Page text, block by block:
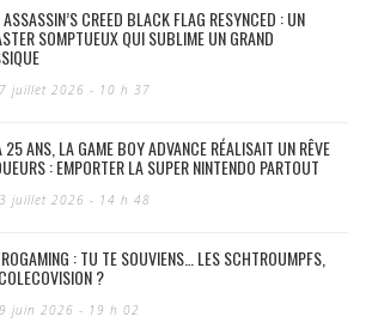
CREED BLACK FLAG RESYNCED : UN
SOMPTUEUX QUI SUBLIME UN GRAND
juillet 2026 - 10 h 37
25 ANS, LA GAME BOY ADVANCE RÉALISAIT UN RÊVE
: EMPORTER LA SUPER NINTENDO PARTOUT
juillet 2026 - 14 h 48
: TU TE SOUVIENS… LES SCHTROUMPFS,
?
juin 2026 - 19 h 02